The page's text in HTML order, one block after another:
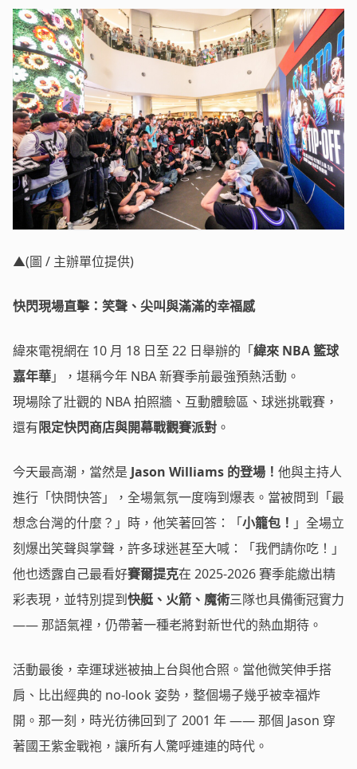
▲(圖 / 主辦單位提供)
快閃現場直擊：笑聲、尖叫與滿滿的幸福感
緯來電視網在 10 月 18 日至 22 日舉辦的「緯來 NBA 籃球
嘉年華」，堪稱今年 NBA 新賽季前最強預熱活動。
現場除了壯觀的 NBA 拍照牆、互動體驗區、球迷挑戰賽，
還有限定快閃商店與開幕戰觀賽派對 。
今天最高潮，當然是 Jason Williams 的登場！ 他與主持人
進行「快問快答」，全場氣氛一度嗨到爆表。當被問到「最
想念台灣的什麼？」時，他笑著回答：「小籠包！ 」全場立
刻爆出笑聲與掌聲，許多球迷甚至大喊：「我們請你吃！」
他也透露自己最看好賽爾提克在 2025-2026 賽季能繳出精
彩表現，並特別提到快艇、火箭、魔術三隊也具備衝冠實力
—— 那語氣裡，仍帶著一種老將對新世代的熱血期待。
活動最後，幸運球迷被抽上台與他合照。當他微笑伸手搭
肩、比出經典的 no-look 姿勢，整個場子幾乎被幸福炸
開。那一刻，時光彷彿回到了 2001 年 —— 那個 Jason 穿
著國王紫金戰袍，讓所有人驚呼連連的時代。